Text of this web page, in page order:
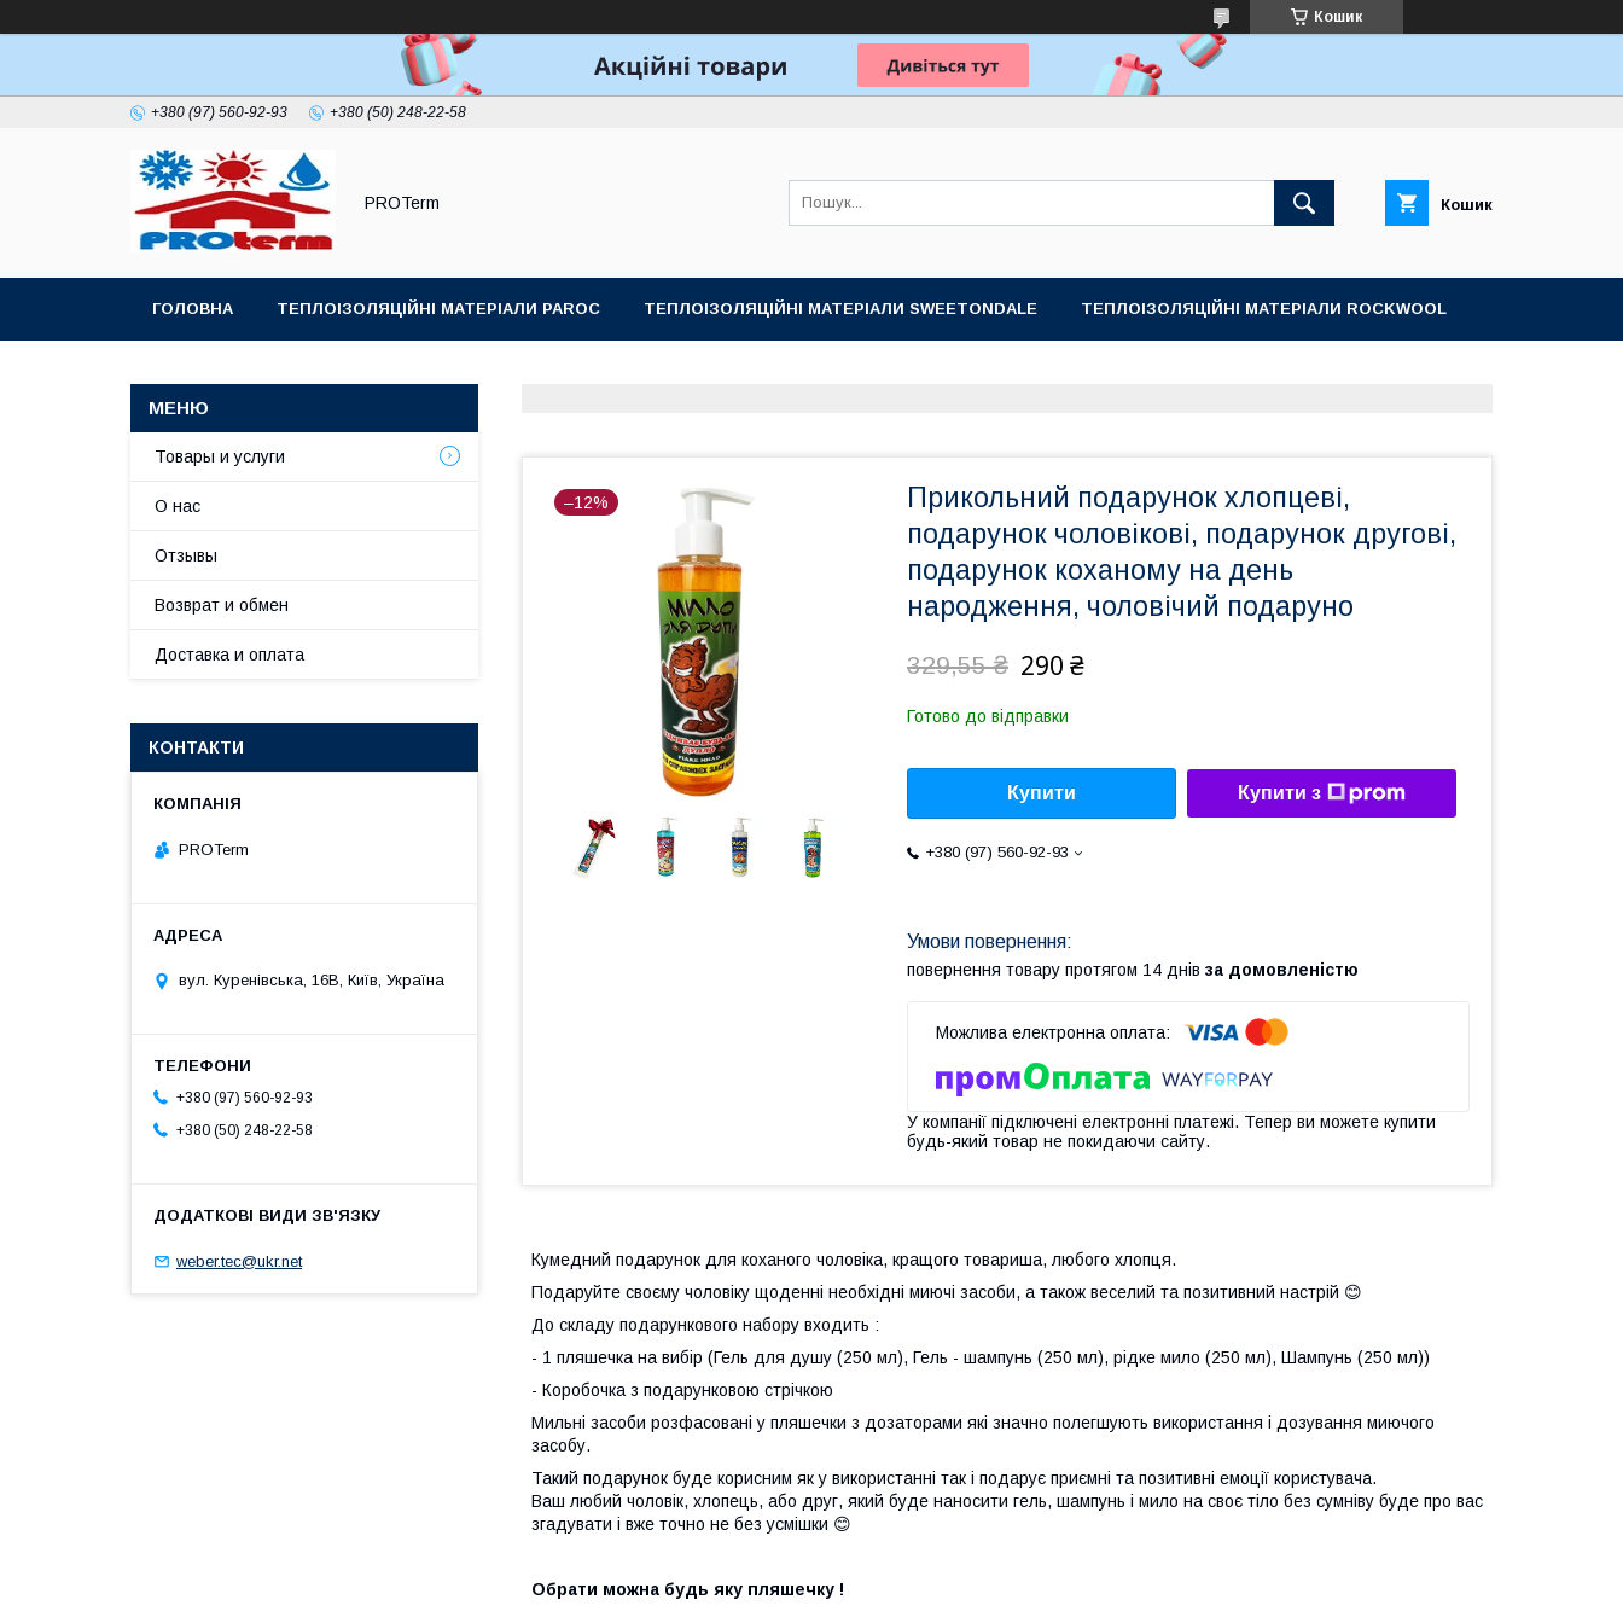
Кошик
+380 (97) 560-92-93 +380 (50) 248-22-58
PROTerm Кошик
ГОЛОВНА ТЕПЛОІЗОЛЯЦІЙНІ МАТЕРІАЛИ PAROC ТЕПЛОІЗОЛЯЦІЙНІ МАТЕРІАЛИ SWEETONDALE ТЕПЛОІЗОЛЯЦІЙНІ МАТЕРІАЛИ ROCKWOOL
–12%
Прикольний подарунок хлопцеві,
подарунок чоловікові, подарунок другові,
подарунок коханому на день
народження, чоловічий подаруно
329,55 ₴ 290 ₴
Готово до відправки
Купити Купити з
+380 (97) 560-92-93
повернення товару протягом 14 днів за домовленістю
У компанії підключені електронні платежі. Тепер ви можете купити
будь-який товар не покидаючи сайту.
Кумедний подарунок для коханого чоловіка, кращого товариша, любого хлопця.
Подаруйте своєму чоловіку щоденні необхідні миючі засоби, а також веселий та позитивний настрій 😊
До складу подарункового набору входить :
- 1 пляшечка на вибір (Гель для душу (250 мл), Гель - шампунь (250 мл), рідке мило (250 мл), Шампунь (250 мл))
- Коробочка з подарунковою стрічкою
Мильні засоби розфасовані у пляшечки з дозаторами які значно полегшують використання і дозування миючого
засобу.
Такий подарунок буде корисним як у використанні так і подарує приємні та позитивні емоції користувача.
Ваш любий чоловік, хлопець, або друг, який буде наносити гель, шампунь і мило на своє тіло без сумніву буде про вас
згадувати і вже точно не без усмішки 😊
Обрати можна будь яку пляшечку !
Товары и услуги
О нас
Отзывы
Возврат и обмен
Доставка и оплата
КОНТАКТИ
PROTerm
вул. Куренівська, 16В, Київ, Україна
+380 (97) 560-92-93
+380 (50) 248-22-58
weber.tec@ukr.net